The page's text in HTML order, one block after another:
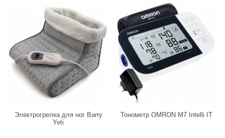
Электрогрелка для ног Barry
Yeti
Тонометр OMRON M7 Intelli IT